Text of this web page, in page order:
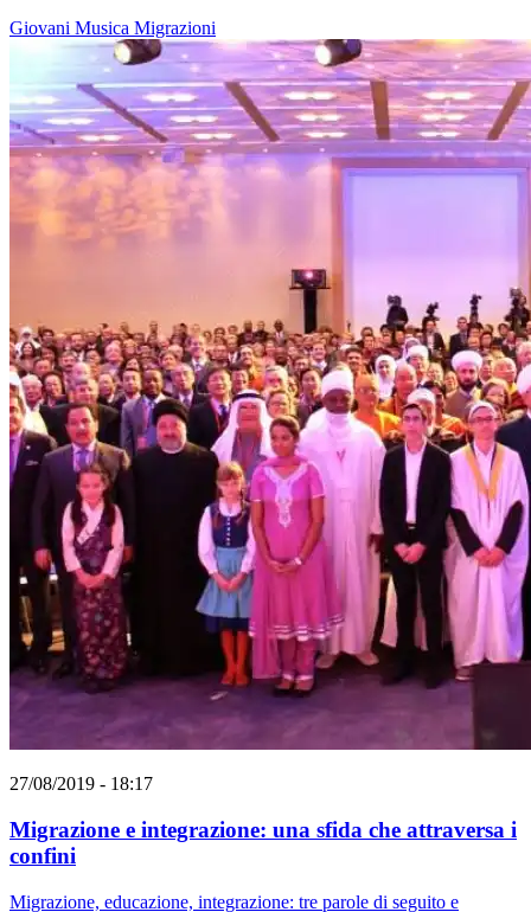
Giovani Musica Migrazioni
27/08/2019 - 18:17
Migrazione e integrazione: una sfida che attraversa i
confini
Migrazione, educazione, integrazione: tre parole di seguito e